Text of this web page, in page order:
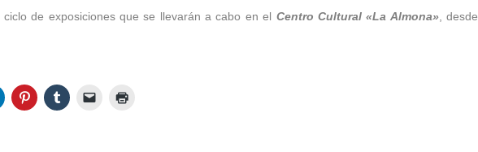
de exposiciones que se llevarán a cabo en el Centro Cultural «La Almona», desde